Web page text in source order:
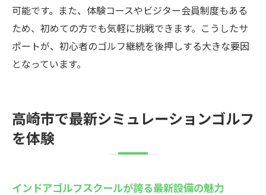
可能です。また、体験コースやビジター会員制度もある
ため、初めての方でも気軽に挑戦できます。こうしたサ
ポートが、初心者のゴルフ継続を後押しする大きな要因
となっています。
高崎市で最新シミュレーションゴルフ
を体験
インドアゴルフスクールが誇る最新設備の魅力